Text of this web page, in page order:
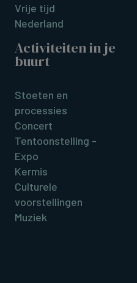
Vrije tijd
Nederland
Activiteiten in je
buurt
Stoeten en
processies
Concert
Tentoonstelling -
Expo
Kermis
Culturele
voorstellingen
Muziek